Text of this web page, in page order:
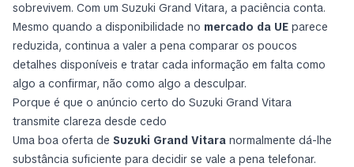
sobrevivem. Com um Suzuki Grand Vitara, a paciência conta.
Mesmo quando a disponibilidade no mercado da UE parece
reduzida, continua a valer a pena comparar os poucos
detalhes disponíveis e tratar cada informação em falta como
algo a confirmar, não como algo a desculpar.
Porque é que o anúncio certo do Suzuki Grand Vitara
transmite clareza desde cedo
Uma boa oferta de Suzuki Grand Vitara normalmente dá-lhe
substância suficiente para decidir se vale a pena telefonar.